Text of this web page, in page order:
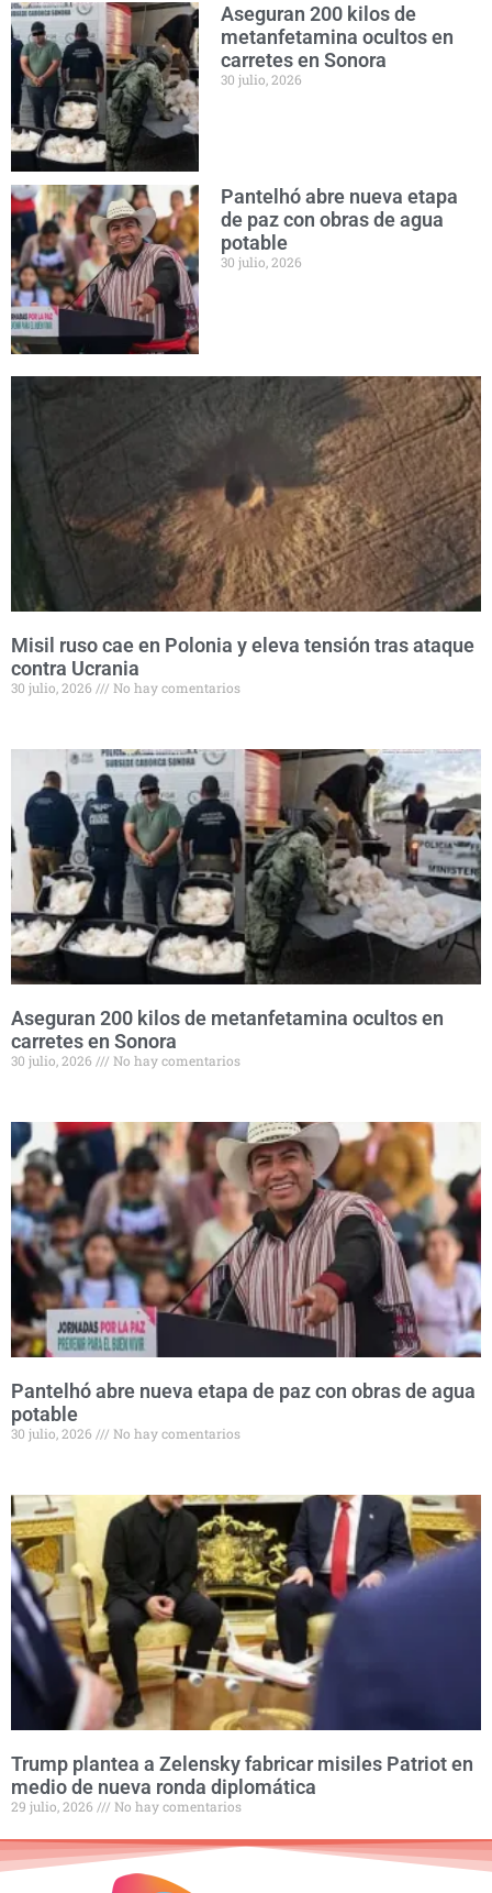
Aseguran 200 kilos de
metanfetamina ocultos en
carretes en Sonora
30 julio, 2026
Pantelhó abre nueva etapa
de paz con obras de agua
potable
30 julio, 2026
Misil ruso cae en Polonia y eleva tensión tras ataque
contra Ucrania
30 julio, 2026 No hay comentarios
Aseguran 200 kilos de metanfetamina ocultos en
carretes en Sonora
30 julio, 2026 No hay comentarios
Pantelhó abre nueva etapa de paz con obras de agua
potable
30 julio, 2026 No hay comentarios
Trump plantea a Zelensky fabricar misiles Patriot en
medio de nueva ronda diplomática
29 julio, 2026 No hay comentarios